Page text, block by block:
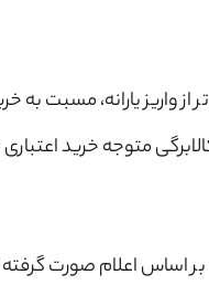
یارانه، مسبت به
متوجه خرید اعتباری
است. بر اساس اعلام صورت